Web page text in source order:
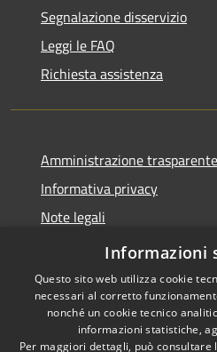
Segnalazione disservizio
Leggi le FAQ
Richiesta assistenza
Amministrazione trasparente
Informativa privacy
Note legali
Dichiarazione di accessibilità
Informazioni
Questo sito web utilizza cookie
necessari al corretto
nonché un cookie tecnico
informazioni statistiche,
Per maggiori dettagli, può consultare